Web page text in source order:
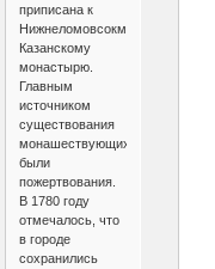
приписана к
Нижнеломовсокму
Казанскому
монастырю.
Главным
источником
существования
монашествующих
были
пожертвования.
В 1780 году
отмечалось, что
в городе
сохранились